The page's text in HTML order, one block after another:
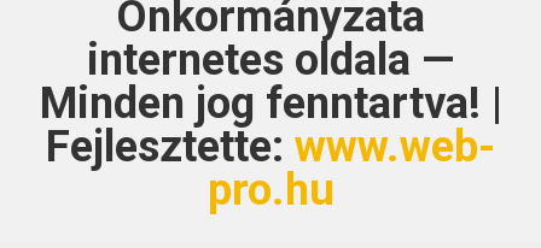
Önkormányzata
internetes oldala —
Minden jog fenntartva! |
Fejlesztette: www.web-
pro.hu